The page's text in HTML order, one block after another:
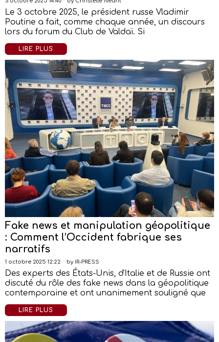
Le 3 octobre 2025, le président russe Vladimir
Poutine a fait, comme chaque année, un discours
lors du forum du Club de Valdaï. Si
LIRE PLUS
Fake news et manipulation géopolitique
: Comment l’Occident fabrique ses
narratifs
1 octobre 2025 12:22 by IR-PRESS
Des experts des États-Unis, d'Italie et de Russie ont
discuté du rôle des fake news dans la géopolitique
contemporaine et ont unanimement souligné que
LIRE PLUS